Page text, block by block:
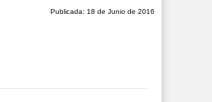
Publicada: 18 de Junio de 2016